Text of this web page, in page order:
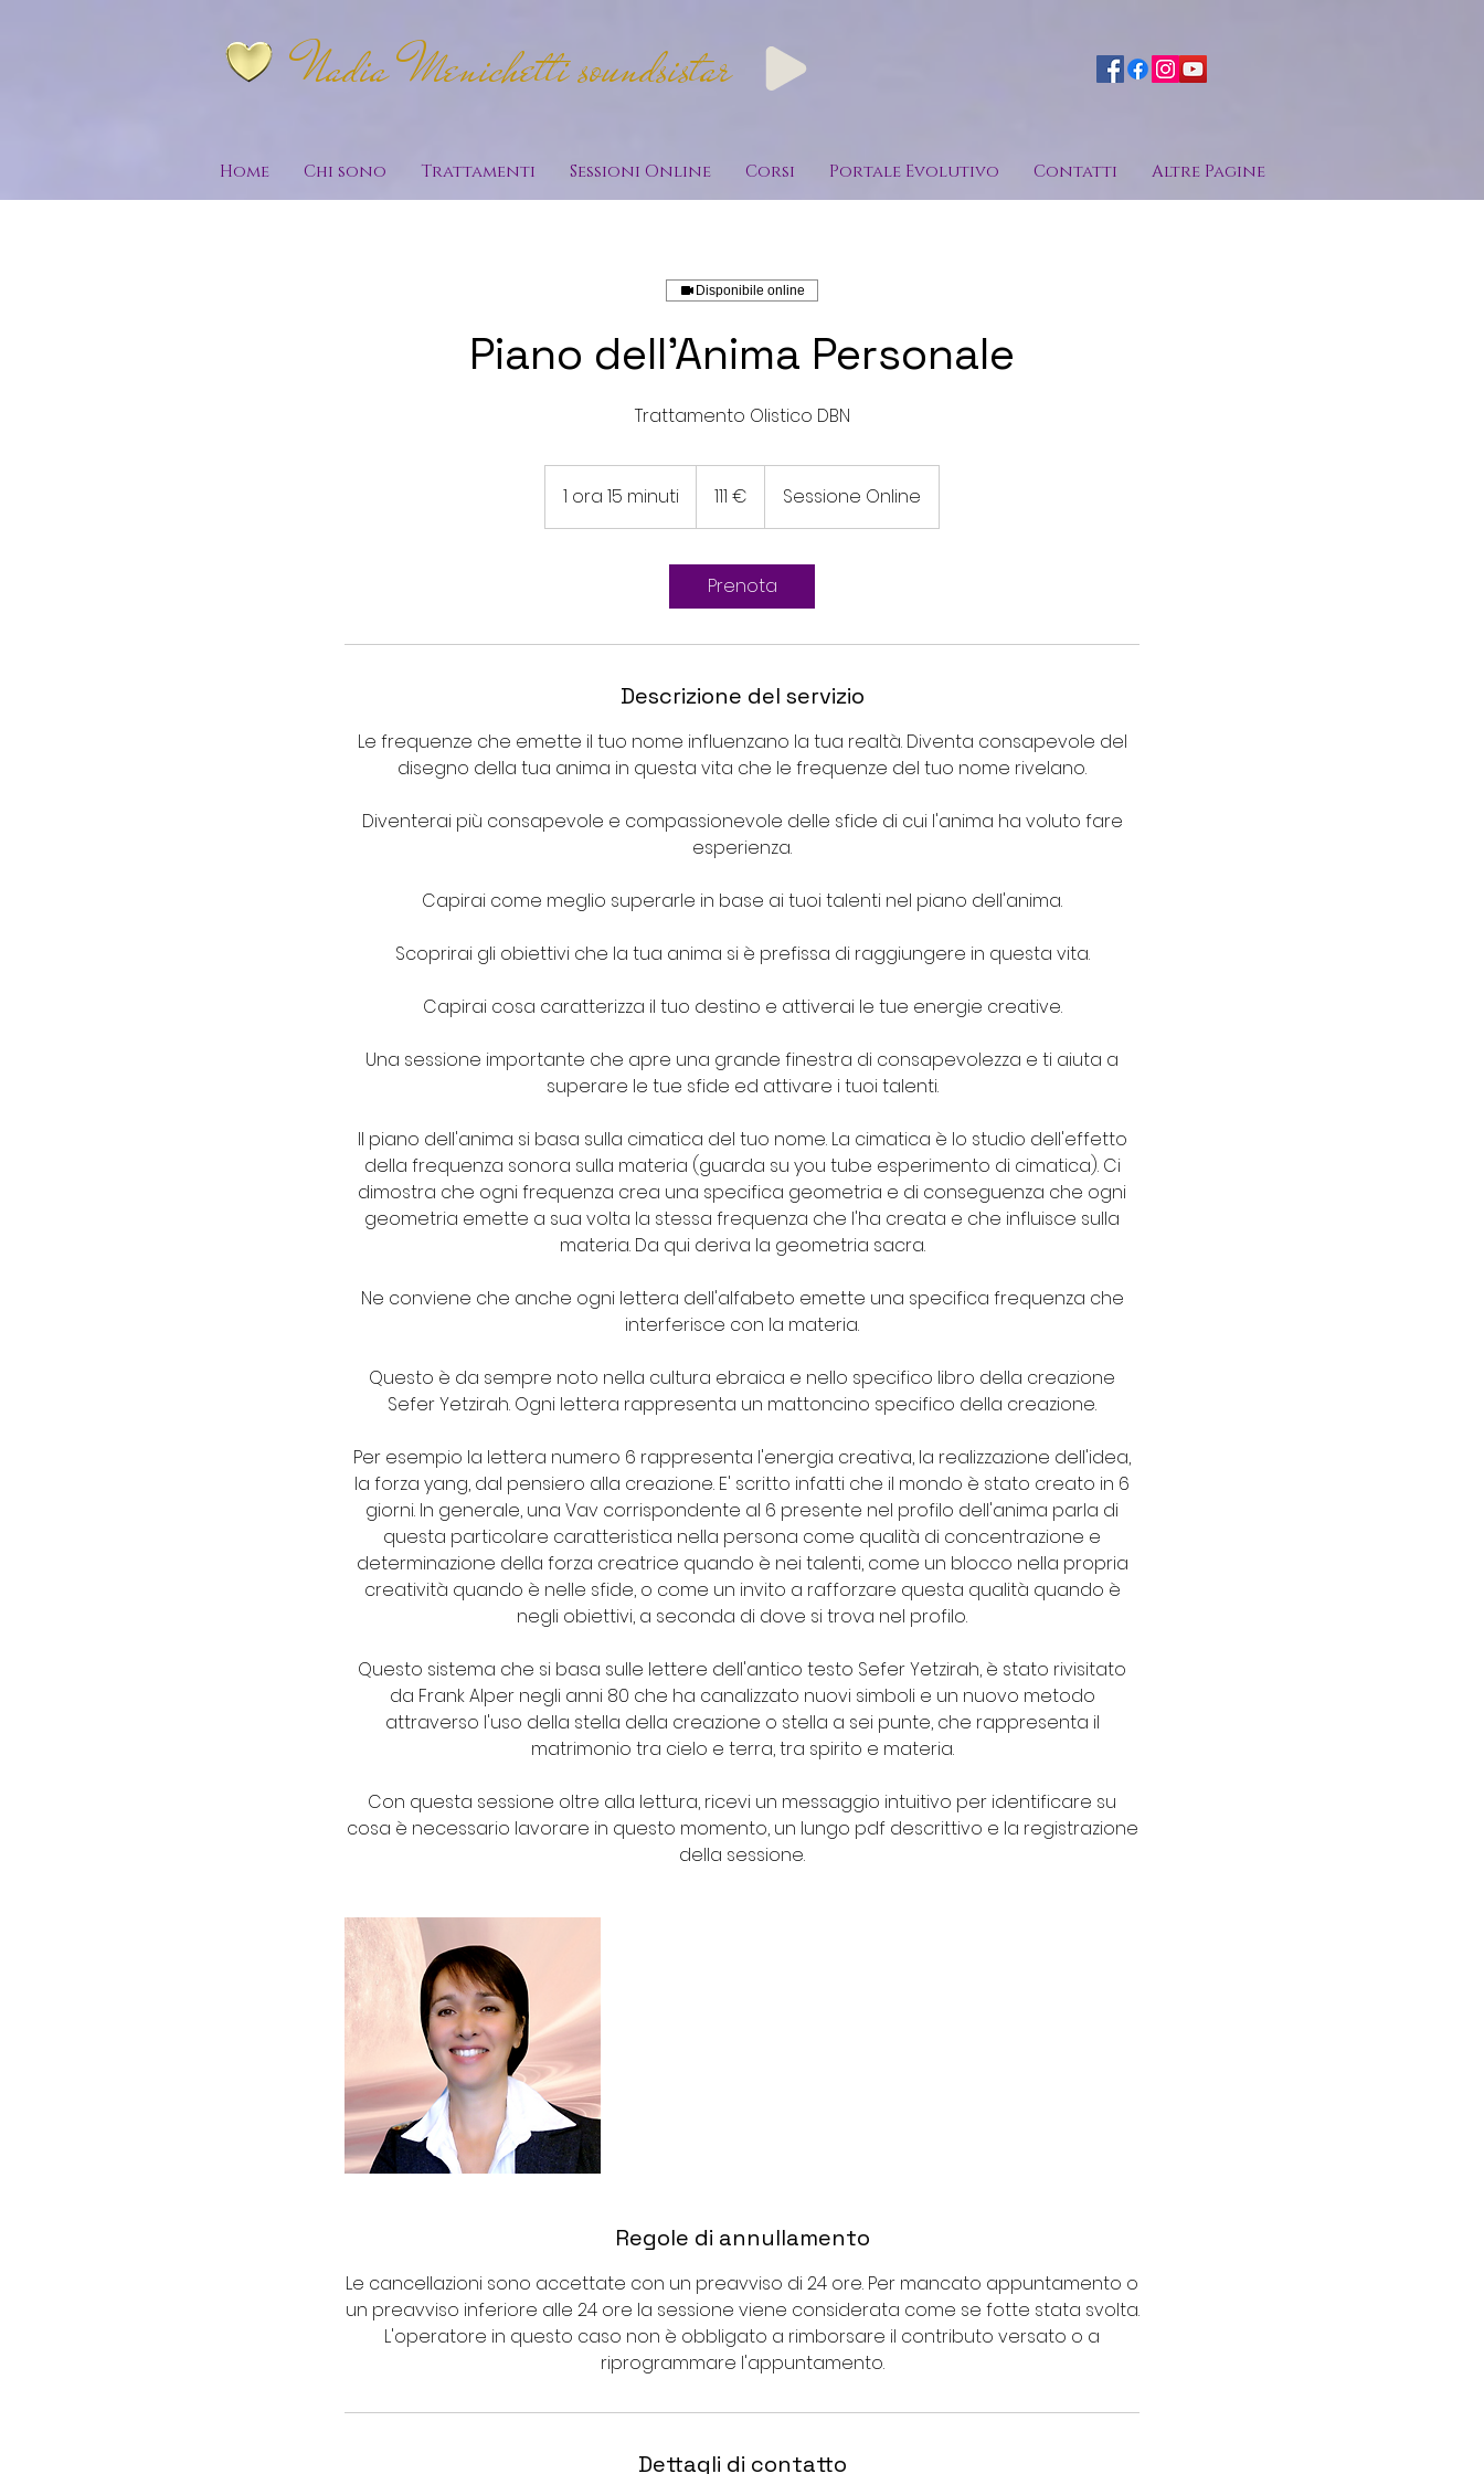
Nadia Menichetti soundsistar
Home Chi sono Trattamenti Sessioni Online Corsi Portale Evolutivo Contatti Altre Pagine
Disponibile online
Piano dell'Anima Personale
Trattamento Olistico DBN
1 ora 15 minuti
o
5
n
u
t
i
111 € Sessione Online
Prenota
Descrizione del servizio
Le frequenze che emette il tuo nome influenzano la tua realtà. Diventa consapevole del
disegno della tua anima in questa vita che le frequenze del tuo nome rivelano.
Diventerai più consapevole e compassionevole delle sfide di cui l'anima ha voluto fare
esperienza.
Capirai come meglio superarle in base ai tuoi talenti nel piano dell'anima.
Scoprirai gli obiettivi che la tua anima si è prefissa di raggiungere in questa vita.
Capirai cosa caratterizza il tuo destino e attiverai le tue energie creative.
Una sessione importante che apre una grande finestra di consapevolezza e ti aiuta a
superare le tue sfide ed attivare i tuoi talenti.
Il piano dell'anima si basa sulla cimatica del tuo nome. La cimatica è lo studio dell'effetto
della frequenza sonora sulla materia (guarda su you tube esperimento di cimatica). Ci
dimostra che ogni frequenza crea una specifica geometria e di conseguenza che ogni
geometria emette a sua volta la stessa frequenza che l'ha creata e che influisce sulla
materia. Da qui deriva la geometria sacra.
Ne conviene che anche ogni lettera dell'alfabeto emette una specifica frequenza che
interferisce con la materia.
Questo è da sempre noto nella cultura ebraica e nello specifico libro della creazione
Sefer Yetzirah. Ogni lettera rappresenta un mattoncino specifico della creazione.
Per esempio la lettera numero 6 rappresenta l'energia creativa, la realizzazione dell'idea,
la forza yang, dal pensiero alla creazione. E' scritto infatti che il mondo è stato creato in 6
giorni. In generale, una Vav corrispondente al 6 presente nel profilo dell'anima parla di
questa particolare caratteristica nella persona come qualità di concentrazione e
determinazione della forza creatrice quando è nei talenti, come un blocco nella propria
creatività quando è nelle sfide, o come un invito a rafforzare questa qualità quando è
negli obiettivi, a seconda di dove si trova nel profilo.
Questo sistema che si basa sulle lettere dell'antico testo Sefer Yetzirah, è stato rivisitato
da Frank Alper negli anni 80 che ha canalizzato nuovi simboli e un nuovo metodo
attraverso l'uso della stella della creazione o stella a sei punte, che rappresenta il
matrimonio tra cielo e terra, tra spirito e materia.
Con questa sessione oltre alla lettura, ricevi un messaggio intuitivo per identificare su
cosa è necessario lavorare in questo momento, un lungo pdf descrittivo e la registrazione
della sessione.
Regole di annullamento
Le cancellazioni sono accettate con un preavviso di 24 ore. Per mancato appuntamento o
un preavviso inferiore alle 24 ore la sessione viene considerata come se fotte stata svolta.
L'operatore in questo caso non è obbligato a rimborsare il contributo versato o a
riprogrammare l'appuntamento.
Dettagli di contatto